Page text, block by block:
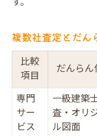
複数社査定とだん
比較
項目
だんらん
専門
サー
ビス
一級建築
査・オリ
ル図面